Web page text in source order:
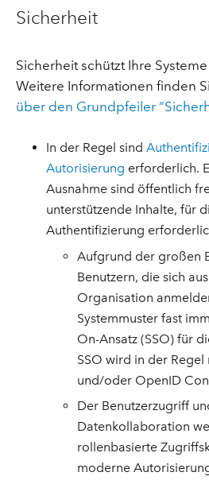
Sicherheit
Sicherheit schützt Ihre
Weitere Informationen finden
über den Grundpfeiler
In der Regel sind
Autorisierung erforderlich.
Ausnahme sind öffentlich
unterstützende Inhalte, für
Authentifizierung
Aufgrund der großen
Benutzern, die sich
Organisation
Systemmuster fast
On-Ansatz (SSO) für
SSO wird in der Regel
und/oder OpenID
Der Benutzerzugriff
Datenkollaboration
rollenbasierte
moderne